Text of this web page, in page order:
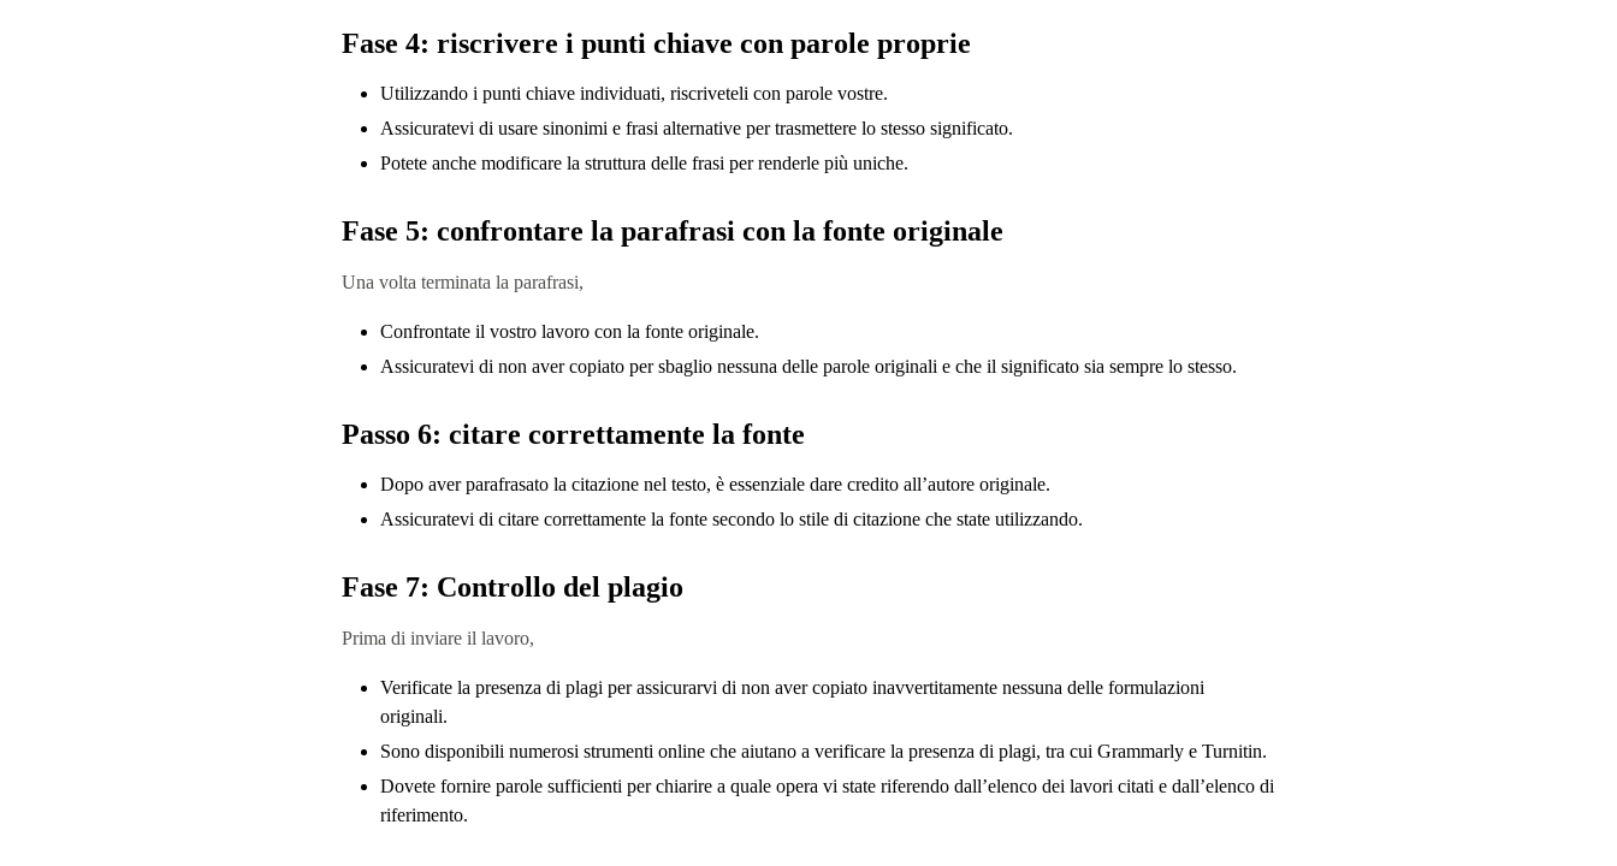
Fase 4: riscrivere i punti chiave con parole proprie
Utilizzando i punti chiave individuati, riscriveteli con parole vostre.
Assicuratevi di usare sinonimi e frasi alternative per trasmettere lo stesso significato.
Potete anche modificare la struttura delle frasi per renderle più uniche.
Fase 5: confrontare la parafrasi con la fonte originale
Una volta terminata la parafrasi,
Confrontate il vostro lavoro con la fonte originale.
Assicuratevi di non aver copiato per sbaglio nessuna delle parole originali e che il significato sia sempre lo stesso.
Passo 6: citare correttamente la fonte
Dopo aver parafrasato la citazione nel testo, è essenziale dare credito all’autore originale.
Assicuratevi di citare correttamente la fonte secondo lo stile di citazione che state utilizzando.
Fase 7: Controllo del plagio
Prima di inviare il lavoro,
Verificate la presenza di plagi per assicurarvi di non aver copiato inavvertitamente nessuna delle formulazioni
originali.
Sono disponibili numerosi strumenti online che aiutano a verificare la presenza di plagi, tra cui Grammarly e Turnitin.
Dovete fornire parole sufficienti per chiarire a quale opera vi state riferendo dall’elenco dei lavori citati e dall’elenco di
riferimento.